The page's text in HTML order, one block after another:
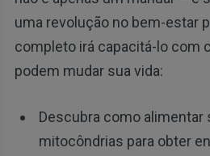
uma revolução no bem-estar
completo irá capacitá-lo com
podem mudar sua vida:
Descubra como alimentar
mitocôndrias para obter